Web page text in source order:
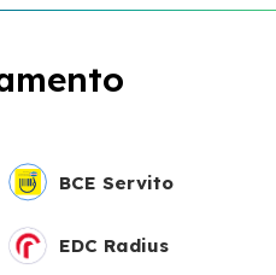
BCE Servito
EDC Radius